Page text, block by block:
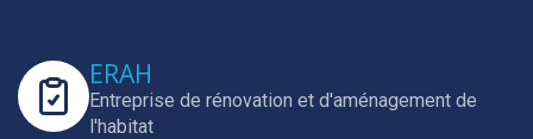
ERAH
Entreprise de rénovation et d'aménagement de
l'habitat